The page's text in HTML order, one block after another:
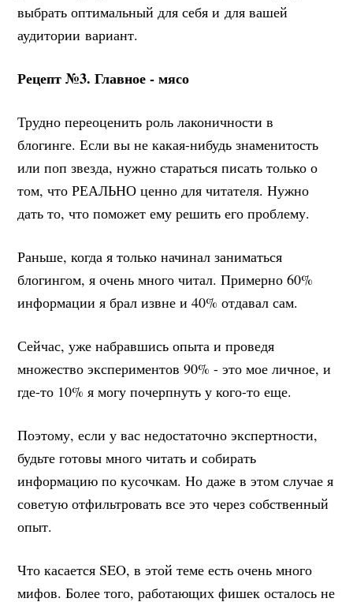
выбрать оптимальный для себя и для вашей
аудитории вариант.
Рецепт №3. Главное - мясо
Трудно переоценить роль лаконичности в
блогинге. Если вы не какая-нибудь знаменитость
или поп звезда, нужно стараться писать только о
том, что РЕАЛЬНО ценно для читателя. Нужно
дать то, что поможет ему решить его проблему.
Раньше, когда я только начинал заниматься
блогингом, я очень много читал. Примерно 60%
информации я брал извне и 40% отдавал сам.
Сейчас, уже набравшись опыта и проведя
множество экспериментов 90% - это мое личное, и
где-то 10% я могу почерпнуть у кого-то еще.
Поэтому, если у вас недостаточно экспертности,
будьте готовы много читать и собирать
информацию по кусочкам. Но даже в этом случае я
советую отфильтровать все это через собственный
опыт.
Что касается SEO, в этой теме есть очень много
мифов. Более того, работающих фишек осталось не